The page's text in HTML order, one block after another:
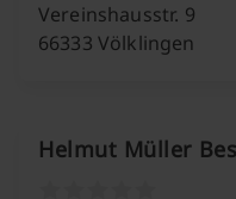
Vereinshausstr. 9
66333 Völklingen
Helmut Müller